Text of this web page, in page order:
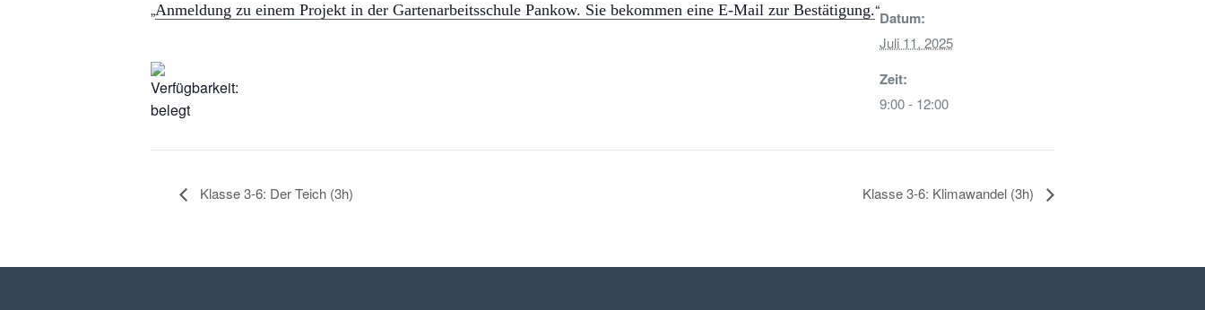
Anmeldung zu einem Projekt in der Gartenarbeitsschule Pankow. Sie bekommen eine E-Mail zur Bestätigung. Datum:
Juli 11, 2025
Zeit:
9:00 - 12:00
Klasse 3-6: Der Teich (3h) Klasse 3-6: Klimawandel (3h)